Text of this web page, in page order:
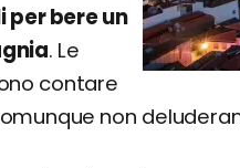
per bere un
. Le
contare
non